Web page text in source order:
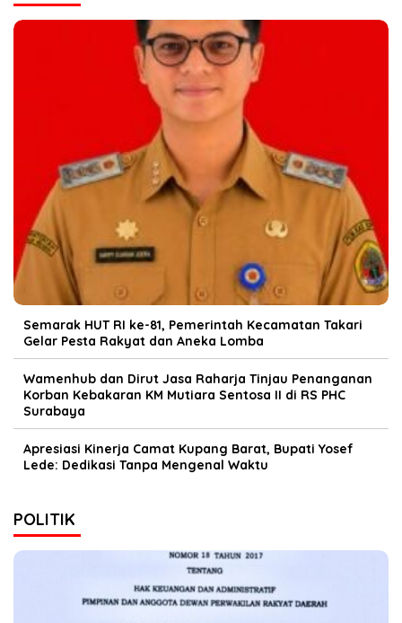
Semarak HUT RI ke-81, Pemerintah Kecamatan Takari
Gelar Pesta Rakyat dan Aneka Lomba
Wamenhub dan Dirut Jasa Raharja Tinjau Penanganan
Korban Kebakaran KM Mutiara Sentosa II di RS PHC
Surabaya
Apresiasi Kinerja Camat Kupang Barat, Bupati Yosef
Lede: Dedikasi Tanpa Mengenal Waktu
POLITIK